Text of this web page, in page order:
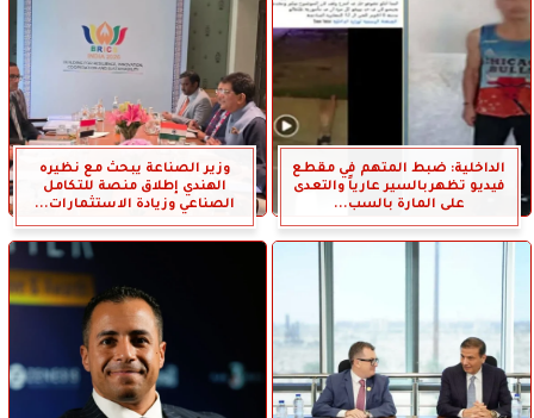
الداخلية: ضبط المتهم في مقطع
فيديو تظهربالسير عارياً والتعدى
على المارة بالسب...
وزير الصناعة يبحث مع نظيره
الهندي إطلاق منصة للتكامل
الصناعي وزيادة الاستثمارات...